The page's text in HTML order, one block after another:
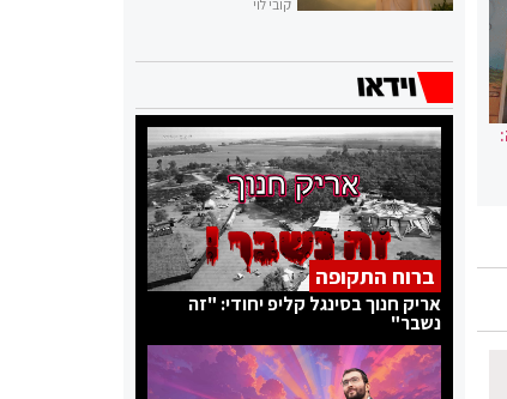
קובי לוי
ברוח התקופה
אריק חנוך בסינגל קליפ יחודי: "זה
נשבר"